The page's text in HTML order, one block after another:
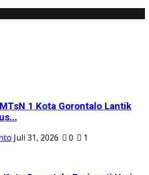
1 Kota Gorontalo Lantik
Juli 31, 2026 0 1